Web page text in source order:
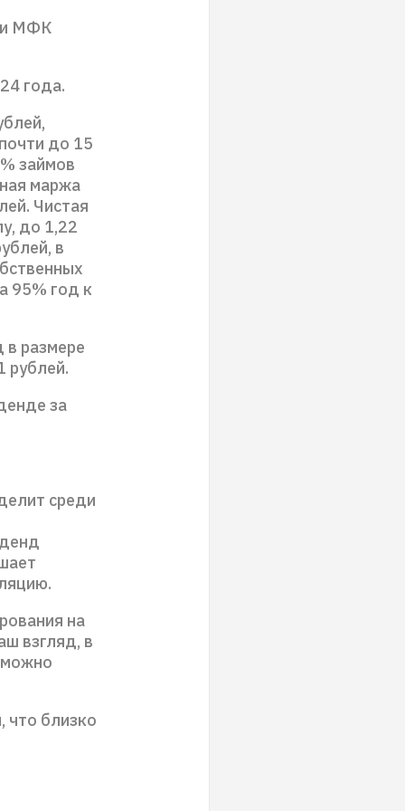
МФК
года.
до 15
займов
маржа
Чистая
до 1,22
в
95% год к
размере
рублей.
за
среди
на
взгляд, в
что близко